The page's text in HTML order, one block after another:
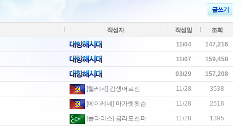
글쓰기
작성자 작성일
조회
11/04 147,216
11/07 159,458
03/29 157,208
[헬레네] 컴생어르신 11/28 3538
[에이레네] 마가렛왓슨 11/28 2518
[폴라리스] 금리도천파 11/28 1395